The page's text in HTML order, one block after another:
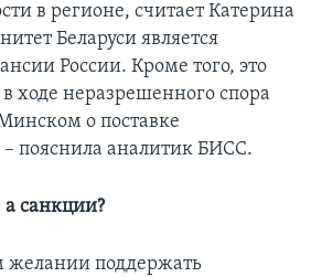
в регионе, считает Катерина
Беларуси является
России. Кроме того, это
ходе неразрешенного спора
о поставке
– пояснила аналитик БИСС.
санкции?
желании поддержать